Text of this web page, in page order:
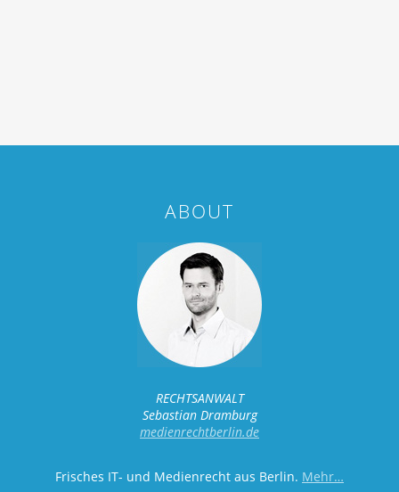
ABOUT
RECHTSANWALT
Sebastian Dramburg
medienrechtberlin.de
Frisches IT- und Medienrecht aus Berlin. Mehr…